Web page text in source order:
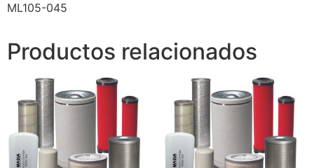
ML105-045
Productos relacionados